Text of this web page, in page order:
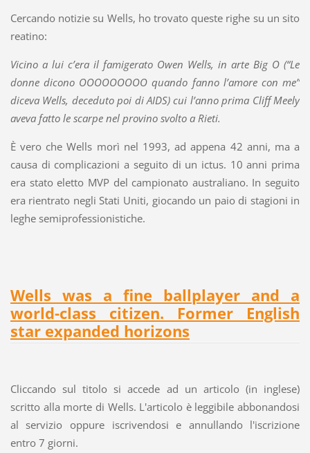
Cercando notizie su Wells, ho trovato queste righe su un sito
reatino:
Vicino a lui c’era il famigerato Owen Wells, in arte Big O (“Le
donne dicono OOOOOOOOO quando fanno l’amore con me”
diceva Wells, deceduto poi di AIDS) cui l’anno prima Cliff Meely
aveva fatto le scarpe nel provino svolto a Rieti.
È vero che Wells morì nel 1993, ad appena 42 anni, ma a
causa di complicazioni a seguito di un ictus. 10 anni prima
era stato eletto MVP del campionato australiano. In seguito
era rientrato negli Stati Uniti, giocando un paio di stagioni in
leghe semiprofessionistiche.
Wells was a fine ballplayer and a
world-class citizen. Former English
star expanded horizons
Cliccando sul titolo si accede ad un articolo (in inglese)
scritto alla morte di Wells. L'articolo è leggibile abbonandosi
al servizio oppure iscrivendosi e annullando l'iscrizione
entro 7 giorni.